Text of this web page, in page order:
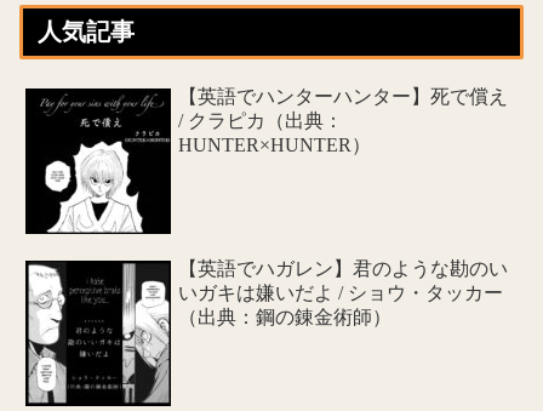
人気記事
【英語でハンターハンター】死で償え
/ クラピカ（出典：
HUNTER×HUNTER）
【英語でハガレン】君のような勘のい
いガキは嫌いだよ / ショウ・タッカー
（出典：鋼の錬金術師）